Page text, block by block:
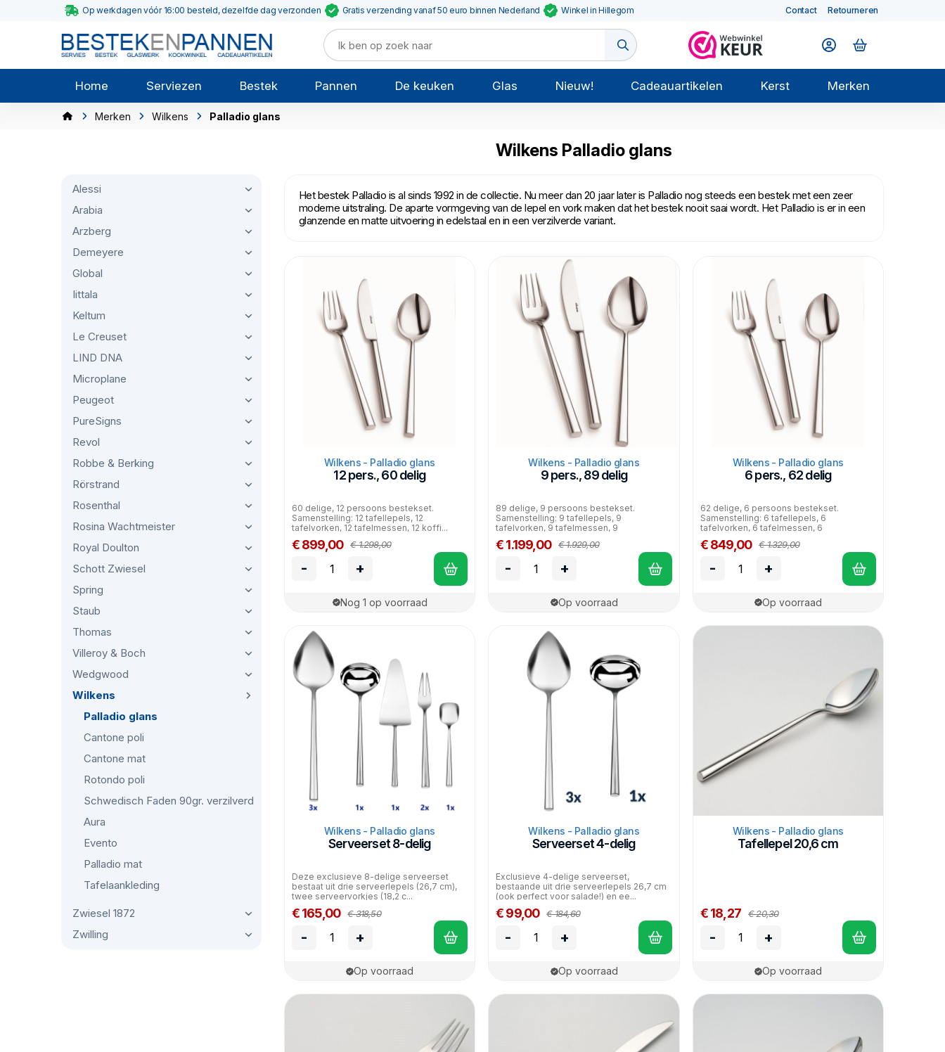
Op werkdagen vóór 16:00 besteld, dezelfde dag verzonden Gratis verzending vanaf 50 euro binnen Nederland Winkel in Hillegom Contact Retourneren
Home Serviezen Bestek Pannen De keuken Glas Nieuw! Cadeauartikelen Kerst Merken
Merken Wilkens Palladio glans
Alessi
Arabia
Arzberg
Demeyere
Global
Iittala
Keltum
Le Creuset
LIND DNA
Microplane
Peugeot
PureSigns
Revol
Robbe & Berking
Rörstrand
Rosenthal
Rosina Wachtmeister
Royal Doulton
Schott Zwiesel
Spring
Staub
Thomas
Villeroy & Boch
Wedgwood
Wilkens
Palladio glans
Cantone poli
Cantone mat
Rotondo poli
Schwedisch Faden 90gr. verzilverd
Aura
Evento
Palladio mat
Tafelaankleding
Zwiesel 1872
Zwilling
Wilkens Palladio glans
Het bestek Palladio is al sinds 1992 in de collectie. Nu meer dan 20 jaar later is Palladio nog steeds een bestek met een zeer
moderne uitstraling. De aparte vormgeving van de lepel en vork maken dat het bestek nooit saai wordt. Het Palladio is er in een
glanzende en matte uitvoering in edelstaal en in een verzilverde variant.
Wilkens - Palladio glans
12 pers., 60 delig
60 delige, 12 persoons bestekset.
Samenstelling: 12 tafellepels, 12
tafelvorken, 12 tafelmessen, 12 koffi...
€ 899,00 € 1.298,00
- +
Nog 1 op voorraad
Wilkens - Palladio glans
9 pers., 89 delig
89 delige, 9 persoons bestekset.
Samenstelling: 9 tafellepels, 9
tafelvorken, 9 tafelmessen, 9
€ 1.199,00 € 1.929,00
- +
Op voorraad
Wilkens - Palladio glans
6 pers., 62 delig
62 delige, 6 persoons bestekset.
Samenstelling: 6 tafellepels, 6
tafelvorken, 6 tafelmessen, 6
€ 849,00 € 1.329,00
- +
Op voorraad
Wilkens - Palladio glans
Serveerset 8-delig
Deze exclusieve 8-delige serveerset
bestaat uit drie serveerlepels (26,7 cm),
twee serveervorkjes (18,2 c...
€ 165,00 € 318,50
- +
Op voorraad
Wilkens - Palladio glans
Serveerset 4-delig
Exclusieve 4-delige serveerset,
bestaande uit drie serveerlepels 26,7 cm
(ook perfect voor salade!) en ee...
€ 99,00 € 184,60
- +
Op voorraad
Wilkens - Palladio glans
Tafellepel 20,6 cm
€ 18,27 € 20,30
- +
Op voorraad